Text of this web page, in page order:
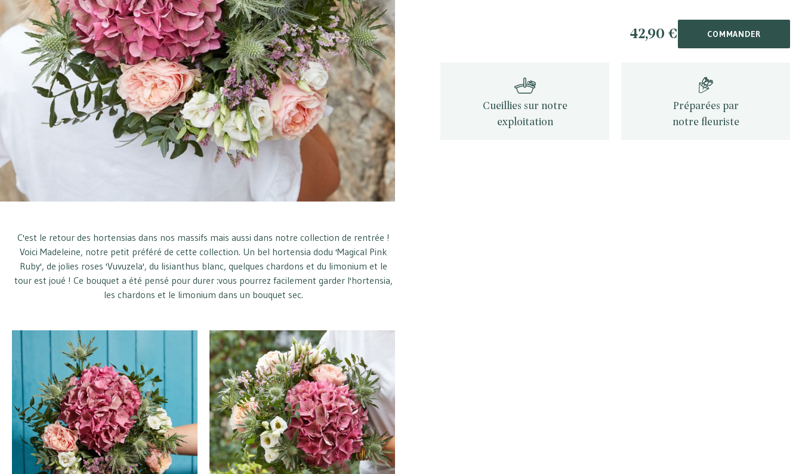
C'est le retour des hortensias dans nos massifs mais aussi dans notre collection de rentrée !
Voici Madeleine, notre petit préféré de cette collection. Un bel hortensia dodu 'Magical Pink
Ruby', de jolies roses 'Vuvuzela', du lisianthus blanc, quelques chardons et du limonium et le
tour est joué ! Ce bouquet a été pensé pour durer :vous pourrez facilement garder l'hortensia,
les chardons et le limonium dans un bouquet sec.
42,90 € COMMANDER
Cueillies sur notre
exploitation
Préparées par
notre fleuriste